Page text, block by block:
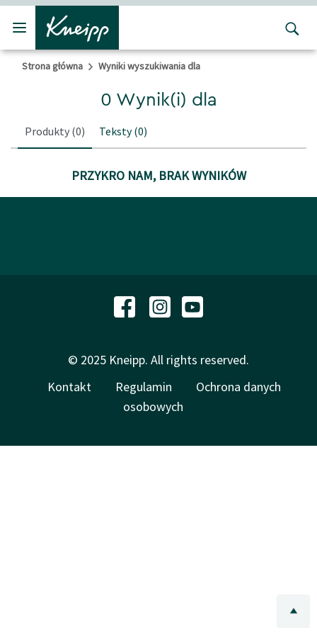
Przejdź do głównego menu
Przejdź do stopki
Strona główna Wyniki wyszukiwania dla
0 Wynik(i) dla
Produkty (0) Teksty(0)
PRZYKRO NAM, BRAK WYNIKÓW
© 2025 Kneipp. All rights reserved.
Kontakt
Regulamin
Ochrona danych
osobowych